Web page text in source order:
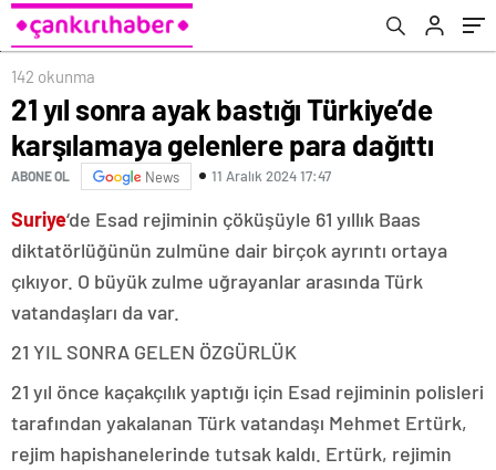
142 okunma
21 yıl sonra ayak bastığı Türkiye’de
karşılamaya gelenlere para dağıttı
ABONE OL News 11 Aralık 2024 17:47
Suriye‘de Esad rejiminin çöküşüyle 61 yıllık Baas
diktatörlüğünün zulmüne dair birçok ayrıntı ortaya
çıkıyor. O büyük zulme uğrayanlar arasında Türk
vatandaşları da var.
21 YIL SONRA GELEN ÖZGÜRLÜK
21 yıl önce kaçakçılık yaptığı için Esad rejiminin polisleri
tarafından yakalanan Türk vatandaşı Mehmet Ertürk,
rejim hapishanelerinde tutsak kaldı. Ertürk, rejimin